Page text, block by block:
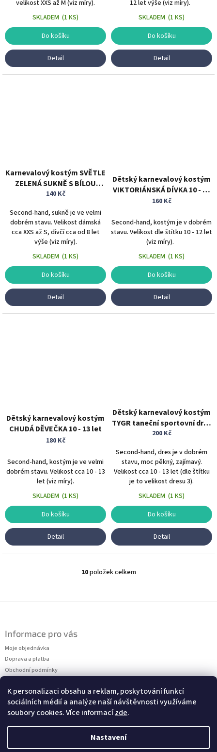
K personalizaci obsahu a reklam, poskytování funkcí
sociálních médií a analýze naší návštěvnosti využíváme
soubory cookies. Více informacízde.
Nastavení
velikost XXS až M (viz míry).
SKLADEM (1 KS)
Do košíku
Detail
12 let výše (viz míry).
SKLADEM (1 KS)
Do košíku
Detail
Karnevalový kostým SVĚTLE
ZELENÁ SUKNĚ S BÍLOU
ZÁSTĚROU vel. XS/S
140 Kč
Second-hand, sukně je ve velmi
dobrém stavu. Velikost dámská
cca XXS až S, dívčí cca od 8 let
výše (viz míry).
SKLADEM (1 KS)
Do košíku
Detail
Dětský karnevalový kostým
VIKTORIÁNSKÁ DÍVKA 10 - 12
let
160 Kč
Second-hand, kostým je v dobrém
stavu. Velikost dle štítku 10 - 12 let
(viz míry).
SKLADEM (1 KS)
Do košíku
Detail
Dětský karnevalový kostým
CHUDÁ DĚVEČKA 10 - 13 let
180 Kč
Second-hand, kostým je ve velmi
dobrém stavu. Velikost cca 10 - 13
let (viz míry).
SKLADEM (1 KS)
Do košíku
Detail
Dětský karnevalový kostým
TYGR taneční sportovní dres
10 - 13 let zvířecí kostým
200 Kč
Second-hand, dres je v dobrém
stavu, moc pěkný, zajímavý.
Velikost cca 10 - 13 let (dle štítku
je to velikost dresu 3).
SKLADEM (1 KS)
Do košíku
Detail
O
á
k
v
ý
p
i
u
10položek celkem
Informace pro vás
Moje objednávka
Doprava a platba
Obchodní podmínky
Kontakty
Měření velikostí